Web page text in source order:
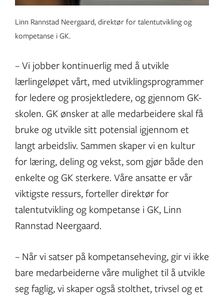
Linn Rannstad Neergaard, direktør for talentutvikling og
kompetanse i GK.
– Vi jobber kontinuerlig med å utvikle
lærlingeløpet vårt, med utviklingsprogrammer
for ledere og prosjektledere, og gjennom GK-
skolen. GK ønsker at alle medarbeidere skal få
bruke og utvikle sitt potensial igjennom et
langt arbeidsliv. Sammen skaper vi en kultur
for læring, deling og vekst, som gjør både den
enkelte og GK sterkere. Våre ansatte er vår
viktigste ressurs, forteller direktør for
talentutvikling og kompetanse i GK, Linn
Rannstad Neergaard.
– Når vi satser på kompetanseheving, gir vi ikke
bare medarbeiderne våre mulighet til å utvikle
seg faglig, vi skaper også stolthet, trivsel og et